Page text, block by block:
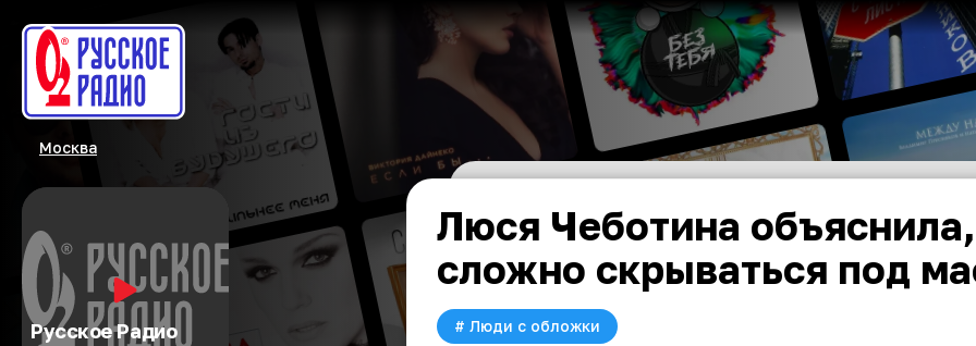
Москва
Русское Радио
Люся Чеботина
сложно скрываться под
# Люди с обложки